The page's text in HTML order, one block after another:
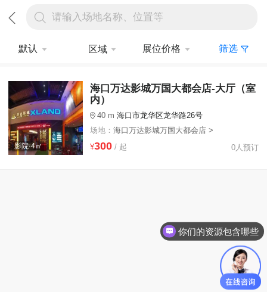
请输入场地名称、位置等
默认 区域 展位价格 筛选
影院·4㎡
海口万达影城万国大都会店-大厅（室
内）
40 m 海口市龙华区龙华路26号
场地： 海口万达影城万国大都会店 >
¥300/ 起 0人预订
你们的资源包含哪些